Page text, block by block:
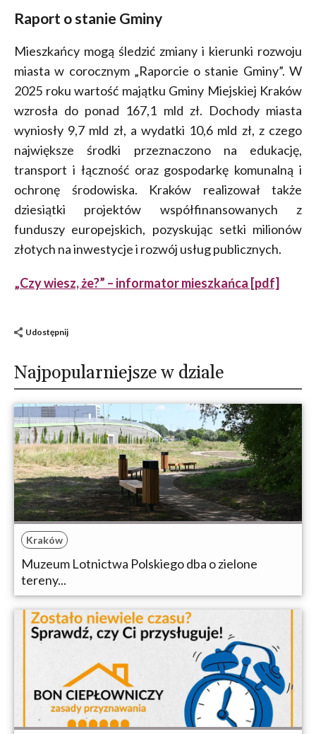
Raport o stanie Gminy
Mieszkańcy mogą śledzić zmiany i kierunki rozwoju
miasta w corocznym „Raporcie o stanie Gminy”. W
2025 roku wartość majątku Gminy Miejskiej Kraków
wzrosła do ponad 167,1 mld zł. Dochody miasta
wyniosły 9,7 mld zł, a wydatki 10,6 mld zł, z czego
największe środki przeznaczono na edukację,
transport i łączność oraz gospodarkę komunalną i
ochronę środowiska. Kraków realizował także
dziesiątki projektów współfinansowanych z
funduszy europejskich, pozyskując setki milionów
złotych na inwestycje i rozwój usług publicznych.
„Czy wiesz, że?” – informator mieszkańca [pdf]
Udostępnij
Najpopularniejsze w dziale
Kraków
Muzeum Lotnictwa Polskiego dba o zielone
tereny...